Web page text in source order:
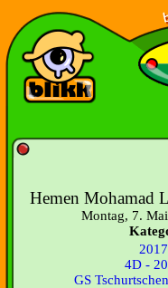
Hemen Mohamad
Montag, 7.
4D -
GS